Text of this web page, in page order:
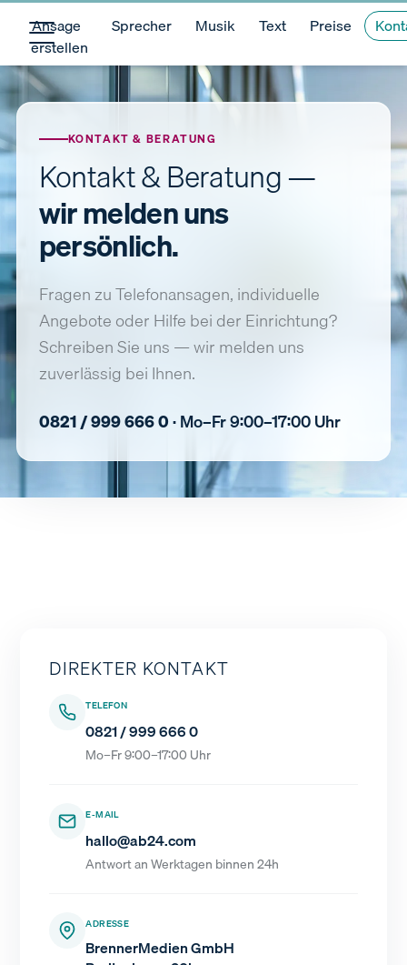
Ansage
erstellen
Sprecher Musik Text Preise
KONTAKT & BERATUNG
Kontakt & Beratung —
wir melden uns
persönlich.
Fragen zu Telefonansagen, individuelle
Angebote oder Hilfe bei der Einrichtung?
Schreiben Sie uns — wir melden uns
zuverlässig bei Ihnen.
0821 / 999 666 0· Mo–Fr 9:00–17:00 Uhr
DIREKTER KONTAKT
TELEFON
0821 / 999 666 0
Mo–Fr 9:00–17:00 Uhr
E-MAIL
hallo@ab24.com
Antwort an Werktagen binnen 24h
ADRESSE
BrennerMedien GmbH